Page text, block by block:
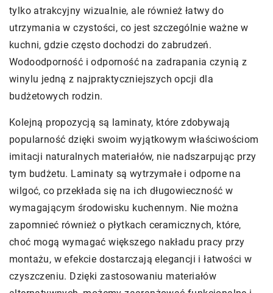
tylko atrakcyjny wizualnie, ale również łatwy do
utrzymania w czystości, co jest szczególnie ważne w
kuchni, gdzie często dochodzi do zabrudzeń.
Wodoodporność i odporność na zadrapania czynią z
winylu jedną z najpraktyczniejszych opcji dla
budżetowych rodzin.
Kolejną propozycją są laminaty, które zdobywają
popularność dzięki swoim wyjątkowym właściwościom
imitacji naturalnych materiałów, nie nadszarpując przy
tym budżetu. Laminaty są wytrzymałe i odporne na
wilgoć, co przekłada się na ich długowieczność w
wymagającym środowisku kuchennym. Nie można
zapomnieć również o płytkach ceramicznych, które,
choć mogą wymagać większego nakładu pracy przy
montażu, w efekcie dostarczają elegancji i łatwości w
czyszczeniu. Dzięki zastosowaniu materiałów